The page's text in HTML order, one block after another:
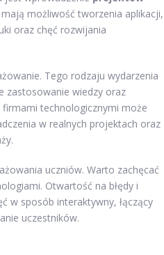
możliwość tworzenia aplikacji,
oraz chęć rozwijania
Tego rodzaju wydarzenia
zastosowanie wiedzy oraz
technologicznymi może
w realnych projektach oraz
uczniów. Warto zachęcać
Otwartość na błędy i
w sposób interaktywny, łączący
uczestników.